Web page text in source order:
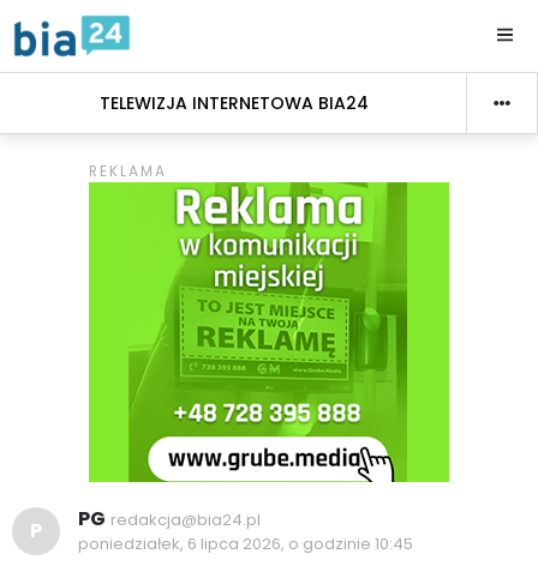
TELEWIZJA INTERNETOWA BIA24
P PG redakcja@bia24.pl
poniedziałek, 6 lipca 2026, o godzinie 10:45